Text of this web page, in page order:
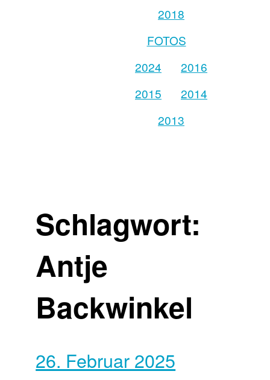
2018
FOTOS
2024
2016
2015
2014
2013
Schlagwort:
Antje
Backwinkel
26. Februar 2025